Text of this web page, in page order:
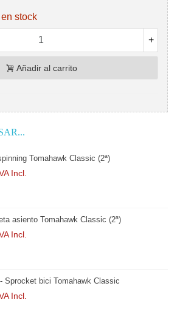
stock
+
Añadir al carrito
Tomahawk Classic (2ª)
Incl.
asiento Tomahawk Classic (2ª)
Incl.
bici Tomahawk Classic
Incl.